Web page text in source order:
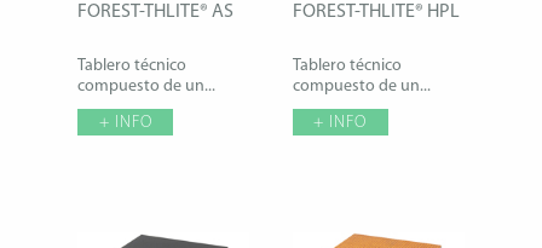
FOREST-THLITE® AS
Tablero técnico
compuesto de un...
+ INFO
FOREST-THLITE® HPL
Tablero técnico
compuesto de un...
+ INFO